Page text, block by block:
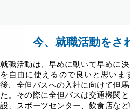
今、就職活動をさ
就職活動は、早めに動いて早めに
を自由に使えるので良いと思いま
後、全但バスへの入社に向けて但
た。その際に全但バスは交通機関
設、スポーツセンター、飲食店な